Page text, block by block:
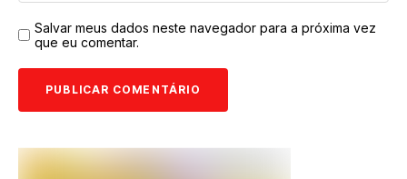
Salvar meus dados neste navegador para a próxima vez
que eu comentar.